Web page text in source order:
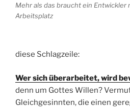
Mehr als das braucht ein Entwickler
Arbeitsplatz
diese Schlagzeile:
Wer sich überarbeitet, wird
denn um Gottes Willen?
Gleichgesinnten, die einen